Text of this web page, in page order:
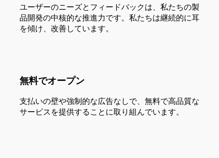
ユーザーのニーズとフィードバックは、私たちの製
品開発の中核的な推進力です。私たちは継続的に耳
を傾け、改善しています。
無料でオープン
支払いの壁や強制的な広告なしで、無料で高品質な
サービスを提供することに取り組んでいます。